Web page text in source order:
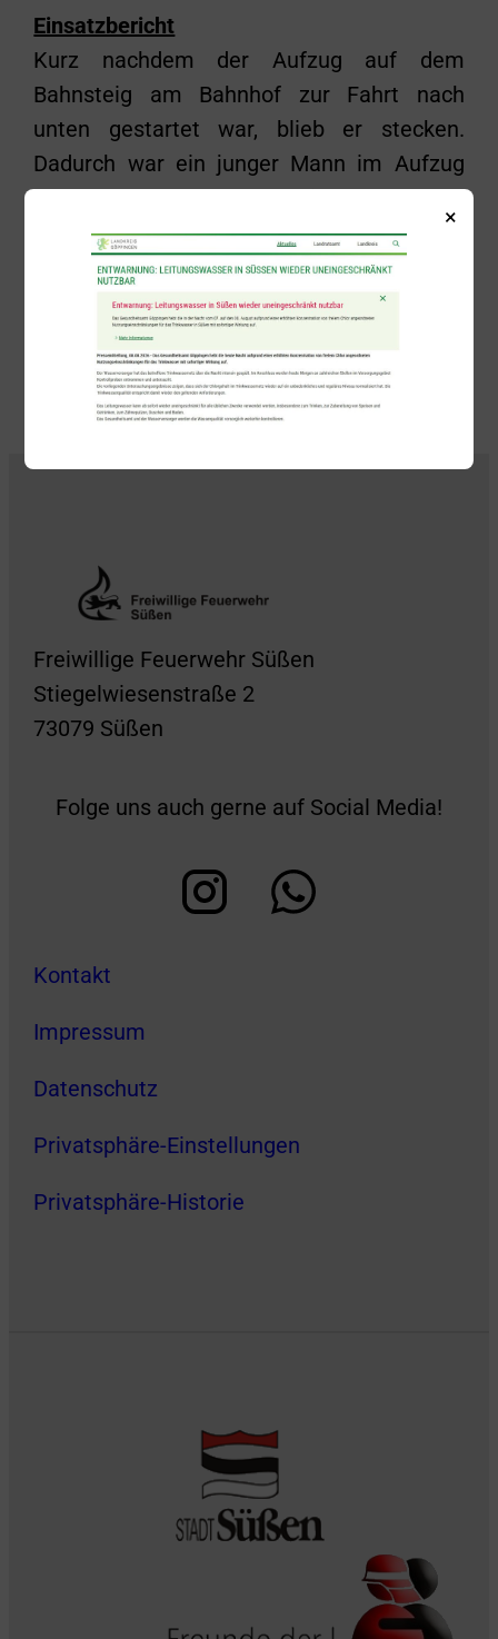
Einsatzbericht
Kurz nachdem der Aufzug auf dem
Bahnsteig am Bahnhof zur Fahrt nach
unten gestartet war, blieb er stecken.
Dadurch war ein junger Mann im Aufzug
gefangen. Zu dessen Befreiung wurde um
16:31 Uhr die Freiwillige Feuerwehr Süßen
alarmiert.
ZurückAlle Beiträge anzeigenWeiter
Freiwillige Feuerwehr Süßen
Stiegelwiesenstraße 2
73079 Süßen
Folge uns auch gerne auf Social Media!
Kontakt
Impressum
Datenschutz
Privatsphäre-Einstellungen
Privatsphäre-Historie
×